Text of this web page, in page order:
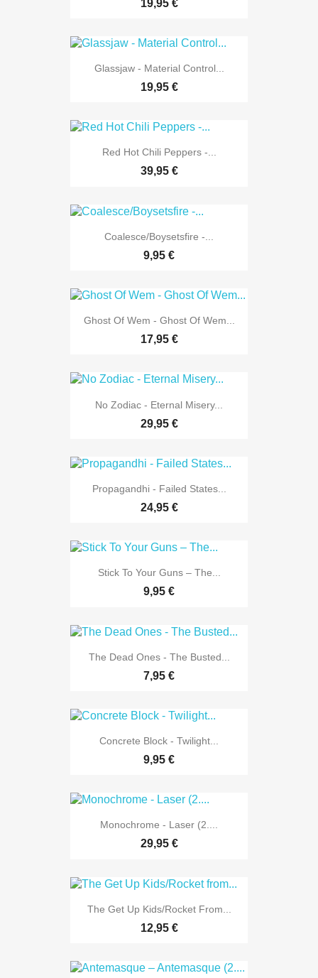
19,95 €
Glassjaw - Material Control...
19,95 €
Red Hot Chili Peppers -...
39,95 €
Coalesce/Boysetsfire -...
9,95 €
Ghost Of Wem - Ghost Of Wem...
17,95 €
No Zodiac - Eternal Misery...
29,95 €
Propagandhi - Failed States...
24,95 €
Stick To Your Guns – The...
9,95 €
The Dead Ones - The Busted...
7,95 €
Concrete Block - Twilight...
9,95 €
Monochrome - Laser (2....
29,95 €
The Get Up Kids/Rocket From...
12,95 €